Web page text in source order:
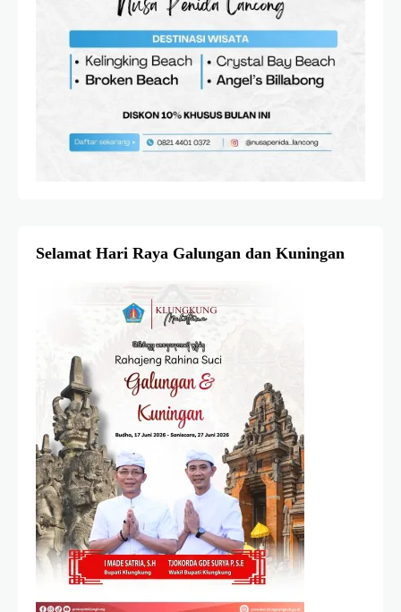
Selamat Hari Raya Galungan dan Kuningan